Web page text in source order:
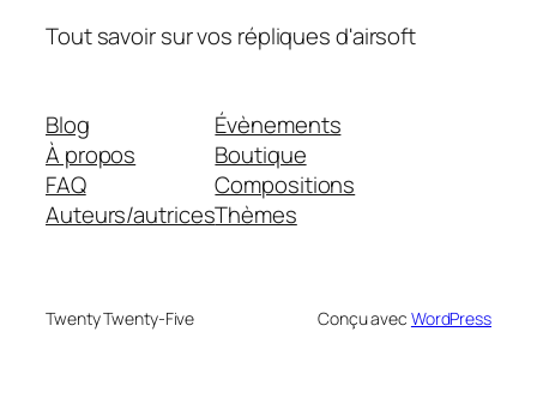
Tout savoir sur vos répliques d'airsoft
Blog
À propos
FAQ
Auteurs/autrices
Évènements
Boutique
Compositions
Thèmes
Twenty Twenty-Five Conçu avec WordPress